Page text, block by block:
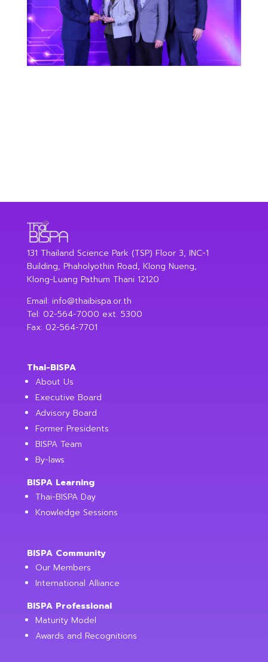
131 Thailand Science Park (TSP) Floor 3, INC-1
Building, Phaholyothin Road, Klong Nueng,
Klong-Luang Pathum Thani 12120
Email: info@thaibispa.or.th
Tel: 02-564-7000 ext. 5300
Fax: 02-564-7701
Thai-BISPA
About Us
Executive Board
Advisory Board
Former Presidents
BISPA Team
By-laws
BISPA Learning
Thai-BISPA Day
Knowledge Sessions
BISPA Community
Our Members
International Alliance
BISPA Professional
Maturity Model
Awards and Recognitions